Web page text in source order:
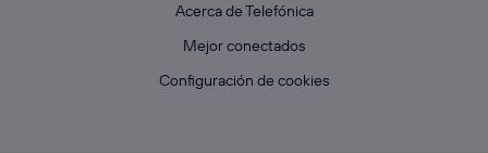
Acerca de Telefónica
Mejor conectados
Configuración de cookies